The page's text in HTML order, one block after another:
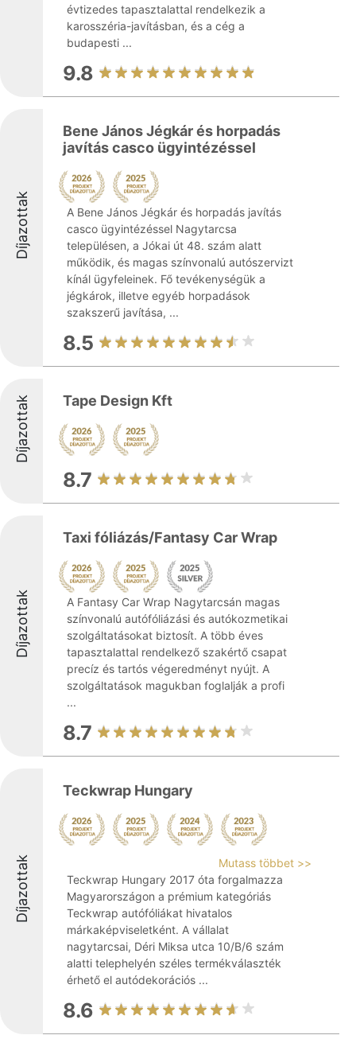
évtizedes tapasztalattal rendelkezik a
karosszéria-javításban, és a cég a
budapesti ...
9.8
Díjazottak
Bene János Jégkár és horpadás
javítás casco ügyintézéssel
A Bene János Jégkár és horpadás javítás
casco ügyintézéssel Nagytarcsa
településen, a Jókai út 48. szám alatt
működik, és magas színvonalú autószervizt
kínál ügyfeleinek. Fő tevékenységük a
jégkárok, illetve egyéb horpadások
szakszerű javítása, ...
8.5
Díjazottak Tape Design Kft
8.7
Díjazottak
Taxi fóliázás/Fantasy Car Wrap
A Fantasy Car Wrap Nagytarcsán magas
színvonalú autófóliázási és autókozmetikai
szolgáltatásokat biztosít. A több éves
tapasztalattal rendelkező szakértő csapat
precíz és tartós végeredményt nyújt. A
szolgáltatások magukban foglalják a profi
...
8.7
Díjazottak
Teckwrap Hungary
Mutass többet >>
Teckwrap Hungary 2017 óta forgalmazza
Magyarországon a prémium kategóriás
Teckwrap autófóliákat hivatalos
márkaképviseletként. A vállalat
nagytarcsai, Déri Miksa utca 10/B/6 szám
alatti telephelyén széles termékválaszték
érhető el autódekorációs ...
8.6